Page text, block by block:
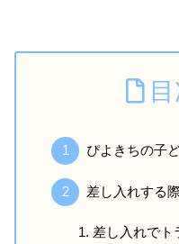
ぴよきちの子
差し入れする
差し入れでト